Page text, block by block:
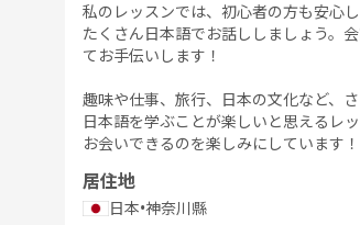
私のレッスンでは、初心者の方も安心
たくさん日本語でお話ししましょう。
てお手伝いします！
趣味や仕事、旅行、日本の文化など、
日本語を学ぶことが楽しいと思えるレ
お会いできるのを楽しみにしています！
居住地
日本•神奈川縣